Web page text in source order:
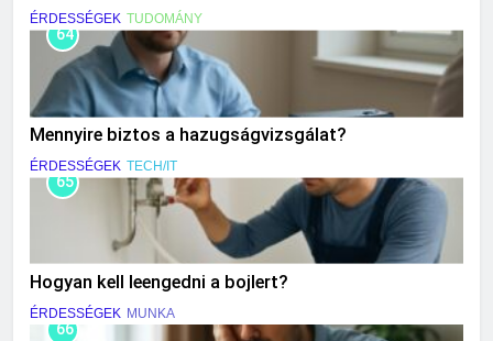
ÉRDESSÉGEK TUDOMÁNY
64
Mennyire biztos a hazugságvizsgálat?
ÉRDESSÉGEK TECH/IT
65
Hogyan kell leengedni a bojlert?
ÉRDESSÉGEK MUNKA
66